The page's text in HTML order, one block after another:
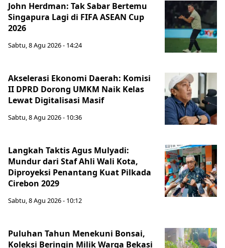
John Herdman: Tak Sabar Bertemu
Singapura Lagi di FIFA ASEAN Cup
2026
Sabtu, 8 Agu 2026 - 14:24
Akselerasi Ekonomi Daerah: Komisi
II DPRD Dorong UMKM Naik Kelas
Lewat Digitalisasi Masif
Sabtu, 8 Agu 2026 - 10:36
Langkah Taktis Agus Mulyadi:
Mundur dari Staf Ahli Wali Kota,
Diproyeksi Penantang Kuat Pilkada
Cirebon 2029
Sabtu, 8 Agu 2026 - 10:12
Puluhan Tahun Menekuni Bonsai,
Koleksi Beringin Milik Warga Bekasi